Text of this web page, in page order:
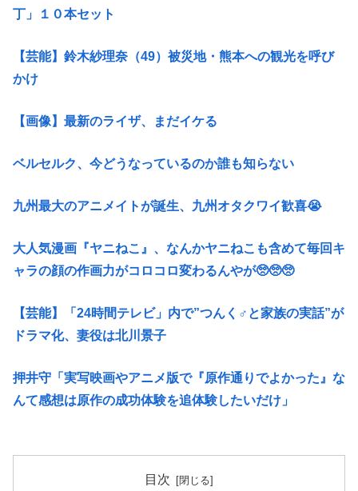
丁」１０本セット
【芸能】鈴木紗理奈（49）被災地・熊本への観光を呼び
かけ
【画像】最新のライザ、まだイケる
ベルセルク、今どうなっているのか誰も知らない
九州最大のアニメイトが誕生、九州オタクワイ歓喜😭
大人気漫画『ヤニねこ』、なんかヤニねこも含めて毎回キ
ャラの顔の作画力がコロコロ変わるんやが🥺🥺🥺
【芸能】「24時間テレビ」内で”つんく♂と家族の実話”が
ドラマ化、妻役は北川景子
押井守「実写映画やアニメ版で『原作通りでよかった』な
んて感想は原作の成功体験を追体験したいだけ」
目次